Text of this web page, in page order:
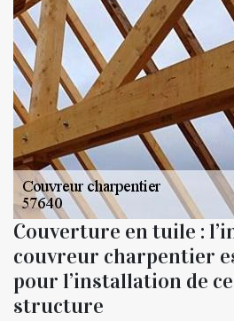
Couverture en tuile :
couvreur charpentier
pour l’installation de
structure